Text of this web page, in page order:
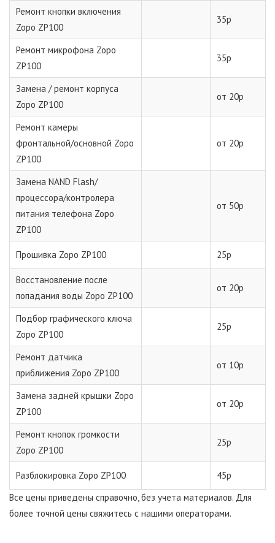
Ремонт кнопки включения
Zopo ZP100
35р
Ремонт микрофона Zopo
ZP100
35р
Замена / ремонт корпуса
Zopo ZP100
от 20р
Ремонт камеры
фронтальной/основной Zopo
ZP100
от 20р
Замена NAND Flash/
процессора/контролера
питания телефона Zopo
ZP100
от 50р
Прошивка Zopo ZP100 25р
Восстановление после
попадания воды Zopo ZP100
от 20р
Подбор графического ключа
Zopo ZP100
25р
Ремонт датчика
приближения Zopo ZP100
от 10р
Замена задней крышки Zopo
ZP100
от 20р
Ремонт кнопок громкости
Zopo ZP100
25р
Разблокировка Zopo ZP100
45р
Все цены приведены справочно, без учета материалов. Для
более точной цены свяжитесь с нашими операторами.